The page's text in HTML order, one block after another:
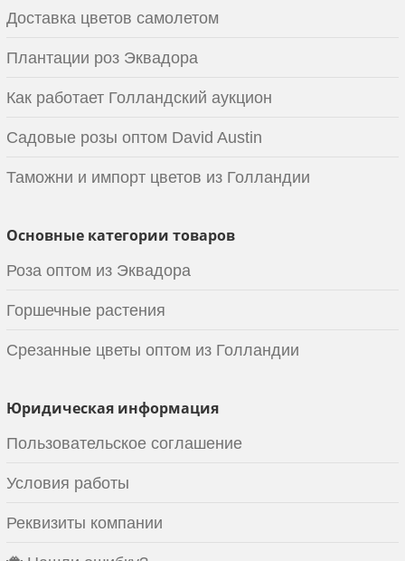
Доставка цветов самолетом
Плантации роз Эквадора
Как работает Голландский аукцион
Садовые розы оптом David Austin
Таможни и импорт цветов из Голландии
Основные категории товаров
Роза оптом из Эквадора
Горшечные растения
Срезанные цветы оптом из Голландии
Юридическая информация
Пользовательское соглашение
Условия работы
Реквизиты компании